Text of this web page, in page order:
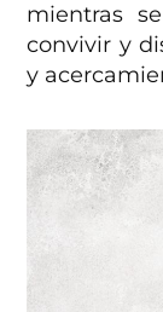
mientras
convivir y
y